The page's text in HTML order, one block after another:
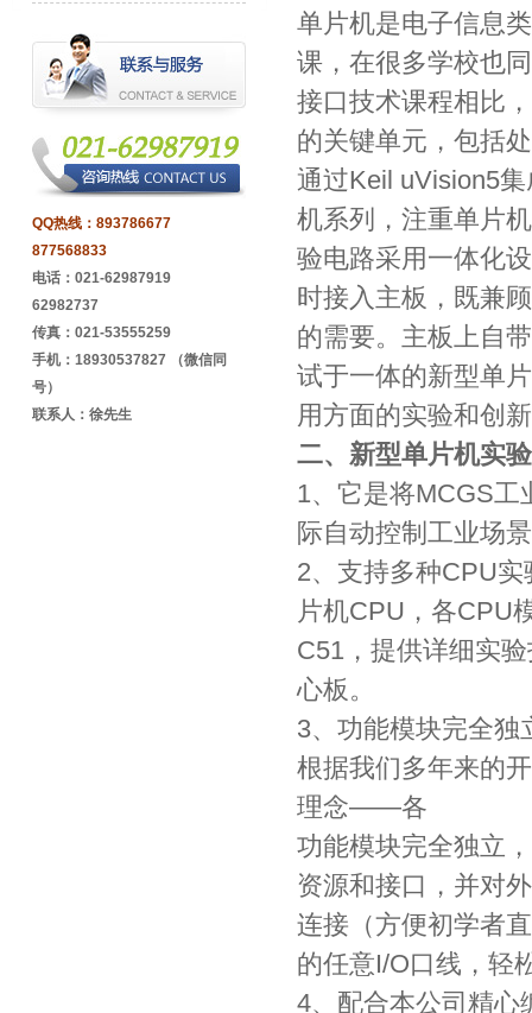
单片机是电子信息
课，在很多学校也
接口技术课程相比
的关键单元，包括
通过Keil uVision5
机系列，注重单片
验电路采用一体化
时接入主板，既兼
的需要。主板上自
试于一体的新型单
用方面的实验和创
二、新型单片机实
1、它是将MCGS工
际自动控制工业场
2、支持多种CPU
片机CPU，各CPU
C51，提供详细实
心板。
3、功能模块完全独
根据我们多年来的
理念——各
功能模块完全独立
资源和接口，并对
连接（方便初学者
的任意I/O口线，轻
4、配合本公司精心
QQ热线： 893786677
877568833
电话：021-62987919
62982737
传真：021-53555259
手机：18930537827 （微信同
号）
联系人：徐先生